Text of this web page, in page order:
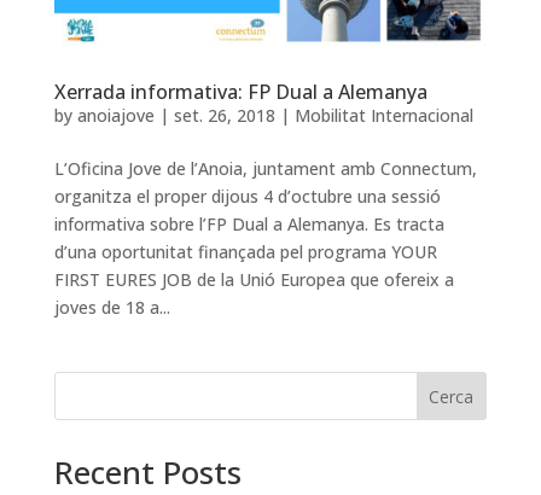
Xerrada informativa: FP Dual a Alemanya
by anoiajove | set. 26, 2018 | Mobilitat Internacional
L’Oficina Jove de l’Anoia, juntament amb Connectum,
organitza el proper dijous 4 d’octubre una sessió
informativa sobre l’FP Dual a Alemanya. Es tracta
d’una oportunitat finançada pel programa YOUR
FIRST EURES JOB de la Unió Europea que ofereix a
joves de 18 a...
Cerca
Recent Posts